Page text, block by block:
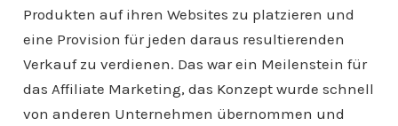
Produkten auf ihren Websites zu platzieren und
eine Provision für jeden daraus resultierenden
Verkauf zu verdienen. Das war ein Meilenstein für
das Affiliate Marketing, das Konzept wurde schnell
von anderen Unternehmen übernommen und